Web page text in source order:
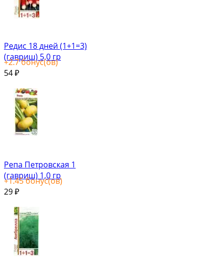
Редис 18 дней (1+1=3)
(гавриш) 5,0 гр
+2.7бонус(ов)
54 ₽
Репа Петровская 1
(гавриш) 1,0 гр
+1.45бонус(ов)
29 ₽